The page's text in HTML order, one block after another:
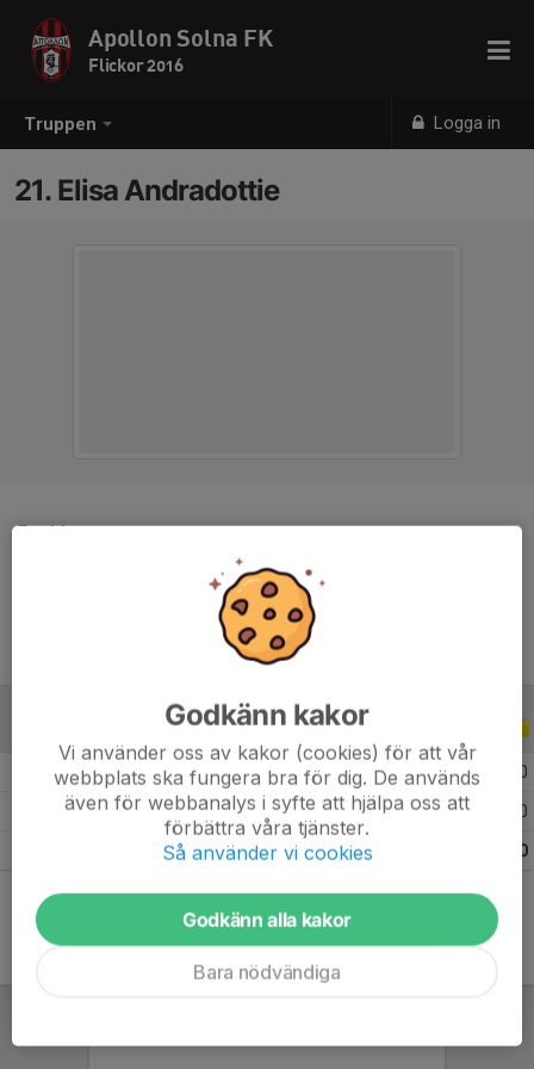
Truppen Logga in
Apollon Solna FK
Flickor 2016
21. Elisa Andradottie
Position
-
10 år
ALLA ÅR
2026 4 0 0 0
4 0 0
0
Godkänn kakor
Vi använder oss av kakor (cookies) för att vår
webbplats ska fungera bra för dig. De används
även för webbanalys i syfte att hjälpa oss att
förbättra våra tjänster.
Så använder vi cookies
Godkänn alla kakor
Bara nödvändiga